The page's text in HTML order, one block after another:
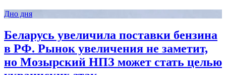
Дно дня
Беларусь увеличила поставки бензина
в РФ. Рынок увеличения не заметит,
но Мозырский НПЗ может стать целью